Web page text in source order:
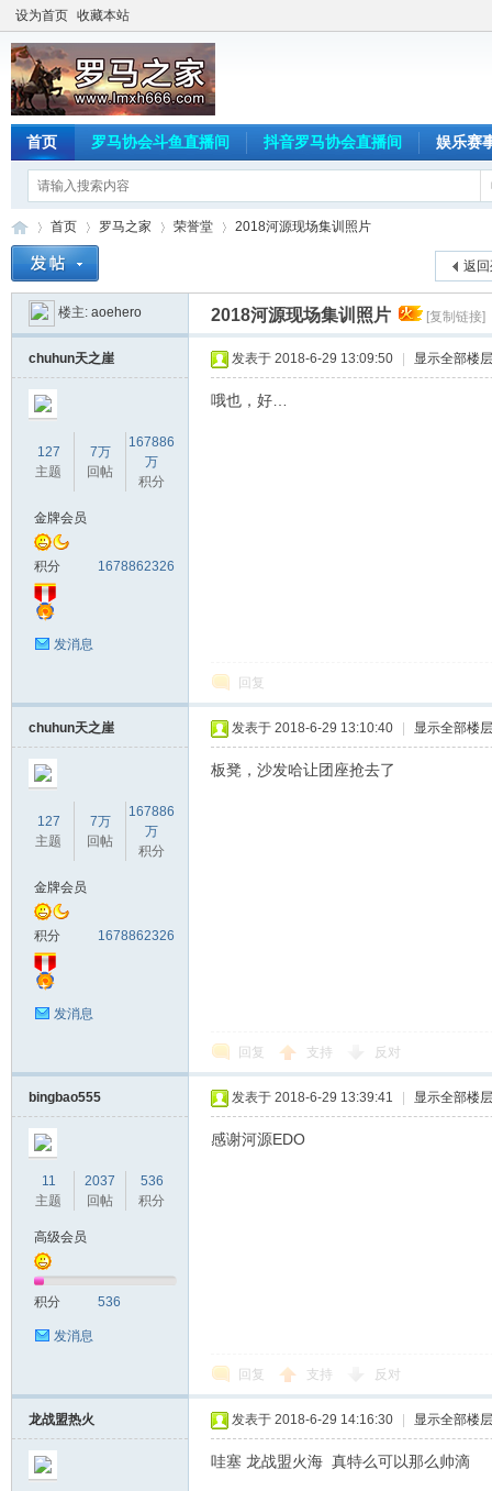
设为首页 收藏本站
首页 罗马协会斗鱼直播间 抖音罗马协会直播间 娱乐赛
»
首页
›
罗马之家 荣誉堂
›
2018河源现场集训照片
返
楼主: aoehero 2018河源现场集训照片 [复制链接]
chuhun天之崖
127
主题
7万
回帖
167886
万
积分
金牌会员
积分 1678862326
发消息
发表于 2018-6-29 13:09:50 显示全部楼层
哦也，好…
回复
chuhun天之崖
127
主题
7万
回帖
167886
万
积分
金牌会员
积分 1678862326
发消息
发表于 2018-6-29 13:10:40 显示全部楼层
板凳，沙发哈让团座抢去了
回复 支持 反对
bingbao555
11
主题
2037
回帖
536
积分
高级会员
积分 536
发消息
发表于 2018-6-29 13:39:41 显示全部楼层
感谢河源EDO
回复 支持 反对
龙战盟热火 发表于 2018-6-29 14:16:30 显示全部楼层
哇塞 龙战盟火海 真特么可以那么帅滴